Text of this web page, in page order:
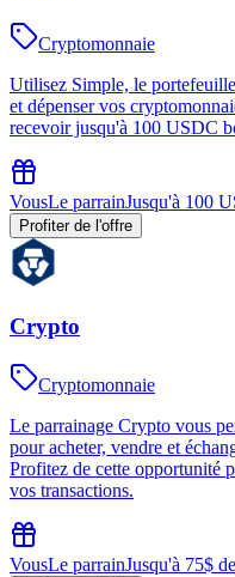
Cryptomonnaie
Utilisez Simple, le
et dépenser vos
recevoir jusqu'à 100 USDC
VousLe parrainJusqu'à 100
Profiter de l'offre
Crypto
Cryptomonnaie
Le parrainage Crypto vous
pour acheter, vendre et
Profitez de cette opportunité
vos transactions.
VousLe parrainJusqu'à 75$